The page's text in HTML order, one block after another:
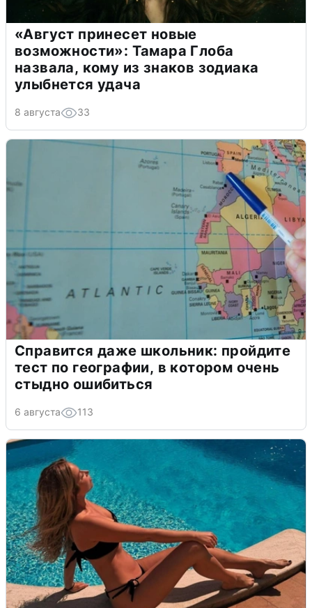
«Август принесет новые
возможности»: Тамара Глоба
назвала, кому из знаков зодиака
улыбнется удача
8 августа 33
Справится даже школьник: пройдите
тест по географии, в котором очень
стыдно ошибиться
6 августа 113